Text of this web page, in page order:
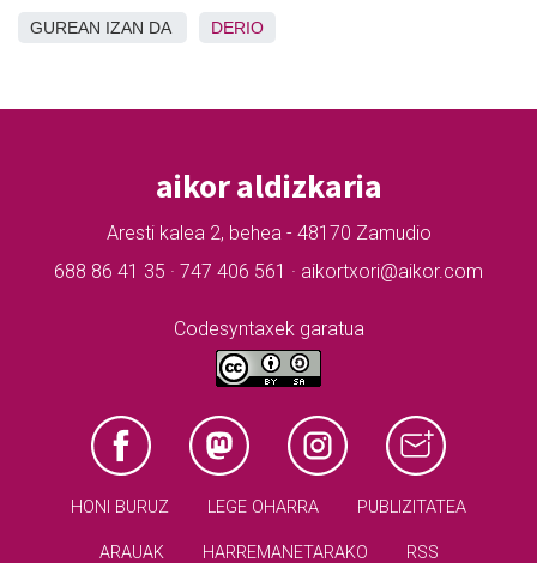
GUREAN IZAN DA DERIO
aikor aldizkaria
Aresti kalea 2, behea - 48170 Zamudio
688 86 41 35 · 747 406 561 · aikortxori@aikor.com
Codesyntaxek garatua
HONI BURUZ LEGE OHARRA PUBLIZITATEA
ARAUAK HARREMANETARAKO RSS